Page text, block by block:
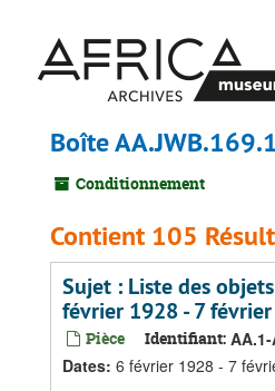
contenu
principal
Boîte
Conditionnement
Contient 105
Sujet : Liste des
février 1928 - 7
Pièce Identifiant:
Dates: 6 février 1928 - 7